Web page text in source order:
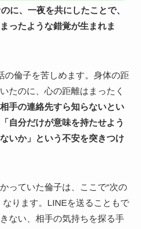
に、一夜を共にしたことで、
ったような錯覚が生まれま
の倫子を苦しめます。身体の距
たのに、心の距離はまったく
相手の連絡先すら知らないとい
自分だけが意味を持たせよう
いか」という不安を突きつけ
っていた倫子は、ここで“次の
なります。LINEを送ることもで
ない、相手の気持ちを探る手